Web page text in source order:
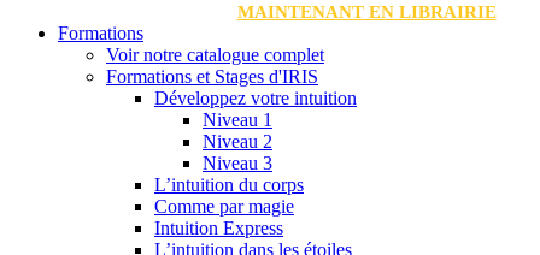
MAINTENANT EN LIBRAIRIE
Formations
Voir notre catalogue complet
Formations et Stages d'IRIS
Développez votre intuition
Niveau 1
Niveau 2
Niveau 3
L’intuition du corps
Comme par magie
Intuition Express
L’intuition dans les étoiles